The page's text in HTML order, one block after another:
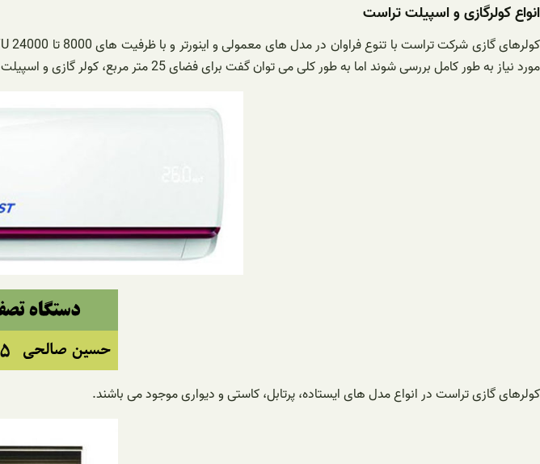
انواع کولرگازی و اسپیلت تراست
مورد نیاز به طور کامل بررسی شوند اما به طور کلی می توان گفت برای فضای 25 متر مربع، کولر گازی و اسپیلت تراست با ظرفیت 10000 BTU مناسب می باشند.
کولرهای گازی تراست در انواع مدل های ایستاده، پرتابل، کاستی و دیواری موجود می باشند.